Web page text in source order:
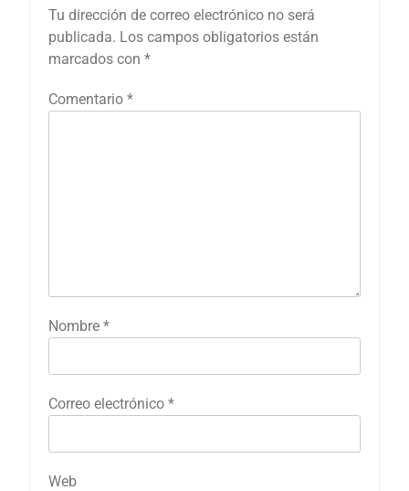
Tu dirección de correo electrónico no será
publicada. Los campos obligatorios están
marcados con *
Comentario *
Nombre *
Correo electrónico *
Web